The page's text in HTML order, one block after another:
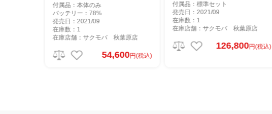
付属品：本体のみ
バッテリー：78%
発売日：2021/09
在庫数：1
在庫店舗：サクモバ 秋葉原店
54,600円(税込)
付属品：標準セット
発売日：2021/09
在庫数：1
在庫店舗：サクモバ 秋葉原店
126,800円(税込)